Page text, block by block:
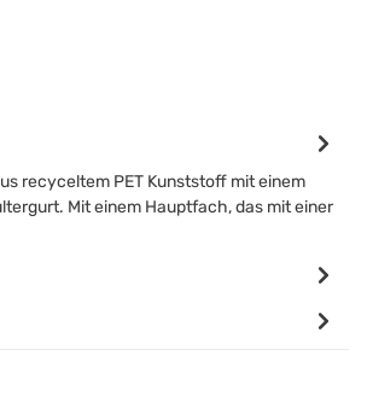
recyceltem PET Kunststoff mit einem
Mit einem Hauptfach, das mit einer